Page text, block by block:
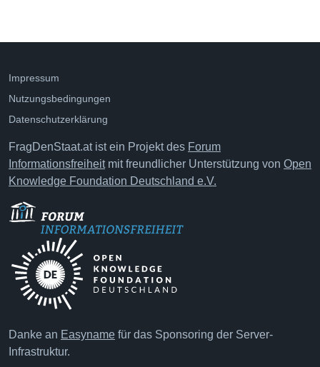
Impressum
Nutzungsbedingungen
Datenschutzerklärung
FragDenStaat.at ist ein Projekt des Forum
Informationsfreiheitmit freundlicher Unterstützung von Open
Knowledge Foundation Deutschland e.V.
Danke an Easyname für das Sponsoring der Server-
Infrastruktur.